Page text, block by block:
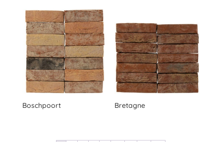
Boschpoort Bretagne